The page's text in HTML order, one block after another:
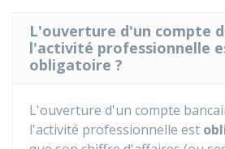
L'ouverture d'un compte
l'activité professionnelle
obligatoire ?
L'ouverture d'un compte
l'activité professionnelle est